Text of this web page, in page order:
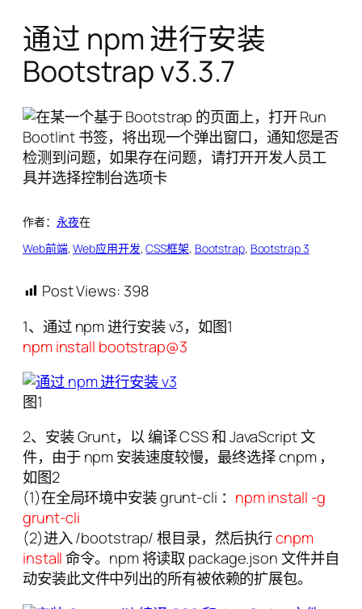
通过 npm 进行安装
Bootstrap v3.3.7
作者： 永夜在
Web前端, Web应用开发, CSS框架, Bootstrap, Bootstrap 3
Post Views: 398
1、通过 npm 进行安装 v3，如图1
npm install bootstrap@3
图1
2、安装 Grunt，以 编译 CSS 和 JavaScript 文
件，由于 npm 安装速度较慢，最终选择 cnpm ，
如图2
(1)在全局环境中安装 grunt-cli ： npm install -g
grunt-cli
(2)进入 /bootstrap/ 根目录，然后执行cnpm
install命令。npm 将读取 package.json 文件并自
动安装此文件中列出的所有被依赖的扩展包。